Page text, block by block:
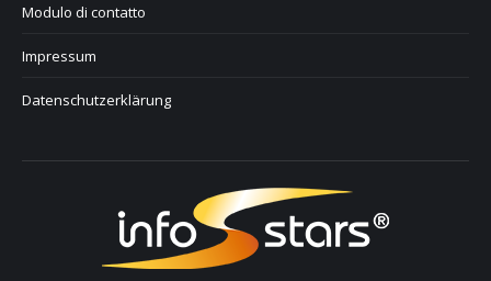
Modulo di contatto
Impressum
Datenschutzerklärung